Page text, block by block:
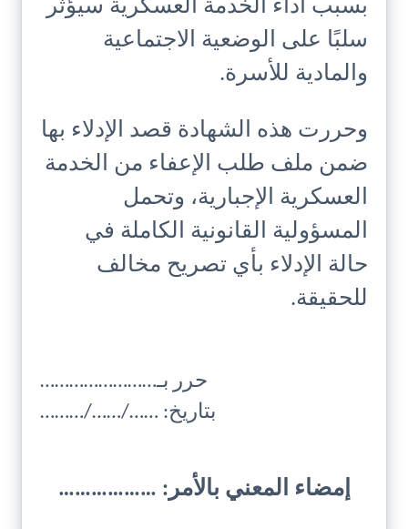
بسبب أداء الخدمة العسكرية سيؤثر
سلبًا على الوضعية الاجتماعية
والمادية للأسرة.
وحررت هذه الشهادة قصد الإدلاء بها
ضمن ملف طلب الإعفاء من الخدمة
العسكرية الإجبارية، وتحمل
المسؤولية القانونية الكاملة في
حالة الإدلاء بأي تصريح مخالف
للحقيقة.
حرر بـ……………………
بتاريخ: ……/……/………
إمضاء المعني بالأمر: ………………